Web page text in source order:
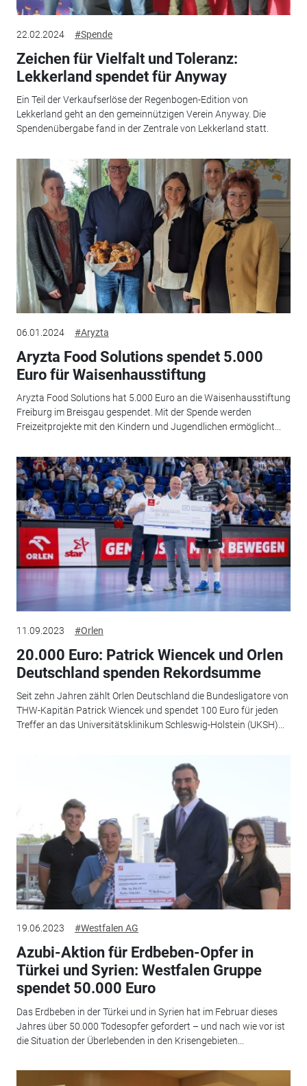
22.02.2024 #Spende
Zeichen für Vielfalt und Toleranz:
Lekkerland spendet für Anyway
Ein Teil der Verkaufserlöse der Regenbogen-Edition von
Lekkerland geht an den gemeinnützigen Verein Anyway. Die
Spendenübergabe fand in der Zentrale von Lekkerland statt.
06.01.2024 #Aryzta
Aryzta Food Solutions spendet 5.000
Euro für Waisenhausstiftung
Aryzta Food Solutions hat 5.000 Euro an die Waisenhausstiftung
Freiburg im Breisgau gespendet. Mit der Spende werden
Freizeitprojekte mit den Kindern und Jugendlichen ermöglicht...
11.09.2023 #Orlen
20.000 Euro: Patrick Wiencek und Orlen
Deutschland spenden Rekordsumme
Seit zehn Jahren zählt Orlen Deutschland die Bundesligatore von
THW-Kapitän Patrick Wiencek und spendet 100 Euro für jeden
Treffer an das Universitätsklinikum Schleswig-Holstein (UKSH)...
19.06.2023 #Westfalen AG
Azubi-Aktion für Erdbeben-Opfer in
Türkei und Syrien: Westfalen Gruppe
spendet 50.000 Euro
Das Erdbeben in der Türkei und in Syrien hat im Februar dieses
Jahres über 50.000 Todesopfer gefordert – und nach wie vor ist
die Situation der Überlebenden in den Krisengebieten...